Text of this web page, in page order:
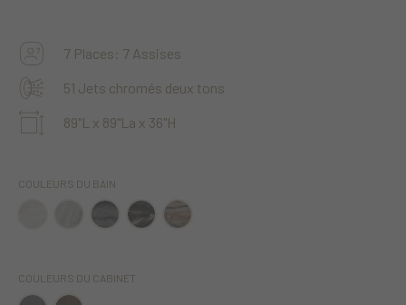
7 Places: 7 Assises
51 Jets chromés deux tons
89"L x 89"La x 36"H
COULEURS DU BAIN
COULEURS DU CABINET